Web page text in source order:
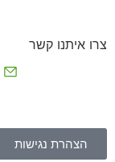
צרו איתנו קשר
הצהרת נגישות